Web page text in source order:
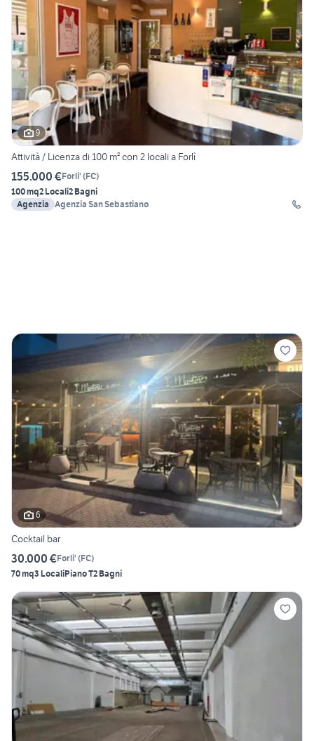
9
Attività / Licenza di 100 m² con 2 locali a Forlì
155.000 €Forli' (FC)
100 mq2 Locali2 Bagni
Agenzia Agenzia San Sebastiano
6
Cocktail bar
30.000 €Forli' (FC)
70 mq3 LocaliPiano T2 Bagni